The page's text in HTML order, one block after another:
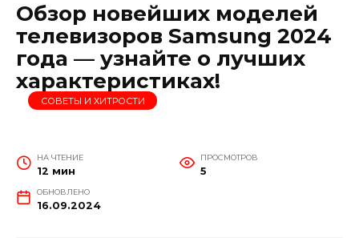
Обзор новейших моделей
телевизоров Samsung 2024
года — узнайте о лучших
характеристиках!
СОВЕТЫ И ХИТРОСТИ
НА ЧТЕНИЕ
12 мин
ПРОСМОТРОВ
5
ОБНОВЛЕНО
16.09.2024